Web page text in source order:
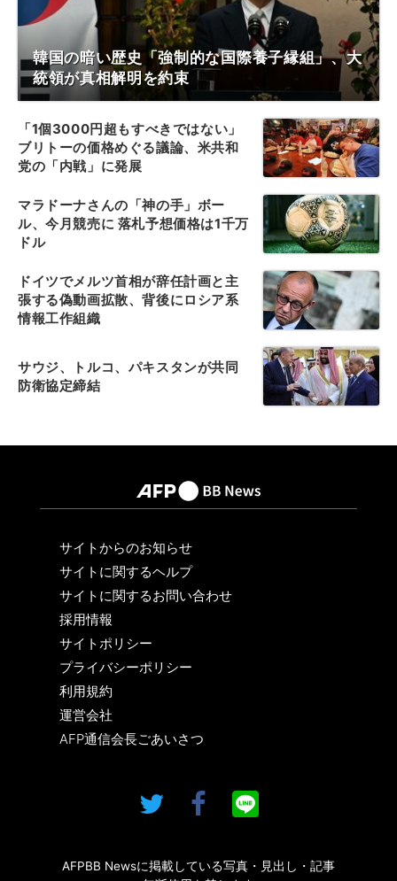
韓国の暗い歴史「強制的な国際養子縁組」、大
統領が真相解明を約束
「1個3000円超もすべきではない」
ブリトーの価格めぐる議論、米共和
党の「内戦」に発展
マラドーナさんの「神の手」ボー
ル、今月競売に 落札予想価格は1千万
ドル
ドイツでメルツ首相が辞任計画と主
張する偽動画拡散、背後にロシア系
情報工作組織
サウジ、トルコ、パキスタンが共同
防衛協定締結
サイトからのお知らせ
サイトに関するヘルプ
サイトに関するお問い合わせ
採用情報
サイトポリシー
プライバシーポリシー
利用規約
運営会社
AFP通信会長ごあいさつ
AFPBB Newsに掲載している写真・見出し・記事